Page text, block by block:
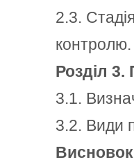
2.3.
Розділ
3.1.
3.2. Види